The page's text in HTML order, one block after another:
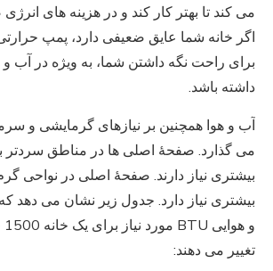
می کند تا بهتر کار کند و در هزینه های
اگر خانه شما عایق ضعیفی دارد، پمپ
برای راحت نگه داشتن شما، به ویژه در
داشته باشد.
آب و هوا همچنین بر نیازهای گرمایشی و
می گذارد. صفحهٔ اصلی ها در مناطق
بیشتری نیاز دارند. صفحهٔ اصلی در نواحی
بیشتری نیاز دارد. جدول زیر نشان می دهد
تغییر می دهند: